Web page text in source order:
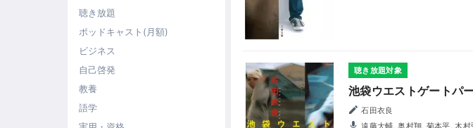
聴き放題
ポッドキャスト(月額)
ビジネス
自己啓発
教養
語学
聴き放題対象
池袋ウエストゲートパ
石田衣良